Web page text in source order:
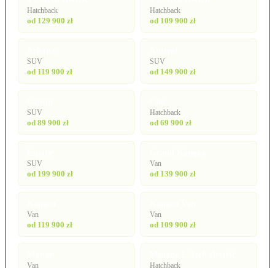
Hatchback
od 129 900 zł
Hatchback
od 109 900 zł
SUV
od 119 900 zł
SUV
od 149 900 zł
SUV
od 89 900 zł
Hatchback
od 69 900 zł
SUV
od 199 900 zł
Van
od 139 900 zł
Van
od 119 900 zł
Van
od 109 900 zł
Van Hatchback